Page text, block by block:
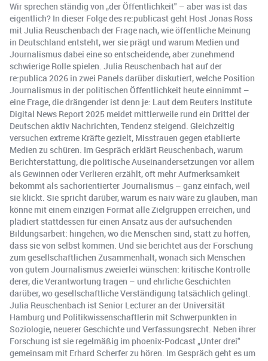
Wir sprechen ständig von „der Öffentlichkeit" – aber was ist das
eigentlich? In dieser Folge des re:publicast geht Host Jonas Ross
mit Julia Reuschenbach der Frage nach, wie öffentliche Meinung
in Deutschland entsteht, wer sie prägt und warum Medien und
Journalismus dabei eine so entscheidende, aber zunehmend
schwierige Rolle spielen. Julia Reuschenbach hat auf der
re:publica 2026 in zwei Panels darüber diskutiert, welche Position
Journalismus in der politischen Öffentlichkeit heute einnimmt –
eine Frage, die drängender ist denn je: Laut dem Reuters Institute
Digital News Report 2025 meidet mittlerweile rund ein Drittel der
Deutschen aktiv Nachrichten, Tendenz steigend. Gleichzeitig
versuchen extreme Kräfte gezielt, Misstrauen gegen etablierte
Medien zu schüren. Im Gespräch erklärt Reuschenbach, warum
Berichterstattung, die politische Auseinandersetzungen vor allem
als Gewinnen oder Verlieren erzählt, oft mehr Aufmerksamkeit
bekommt als sachorientierter Journalismus – ganz einfach, weil
sie klickt. Sie spricht darüber, warum es naiv wäre zu glauben, man
könne mit einem einzigen Format alle Zielgruppen erreichen, und
plädiert stattdessen für einen Ansatz aus der aufsuchenden
Bildungsarbeit: hingehen, wo die Menschen sind, statt zu hoffen,
dass sie von selbst kommen. Und sie berichtet aus der Forschung
zum gesellschaftlichen Zusammenhalt, wonach sich Menschen
von gutem Journalismus zweierlei wünschen: kritische Kontrolle
derer, die Verantwortung tragen – und ehrliche Geschichten
darüber, wo gesellschaftliche Verständigung tatsächlich gelingt.
Julia Reuschenbach ist Senior Lecturer an der Universität
Hamburg und Politikwissenschaftlerin mit Schwerpunkten in
Soziologie, neuerer Geschichte und Verfassungsrecht. Neben ihrer
Forschung ist sie regelmäßig im phoenix-Podcast „Unter drei"
gemeinsam mit Erhard Scherfer zu hören. Im Gespräch geht es um